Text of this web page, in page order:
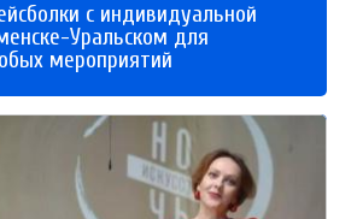
с индивидуальной
Уральском для
мероприятий